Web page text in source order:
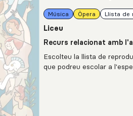
Música Òpera Llista de
Liceu
Recurs relacionat amb
Escolteu la llista de
que podreu escolar a